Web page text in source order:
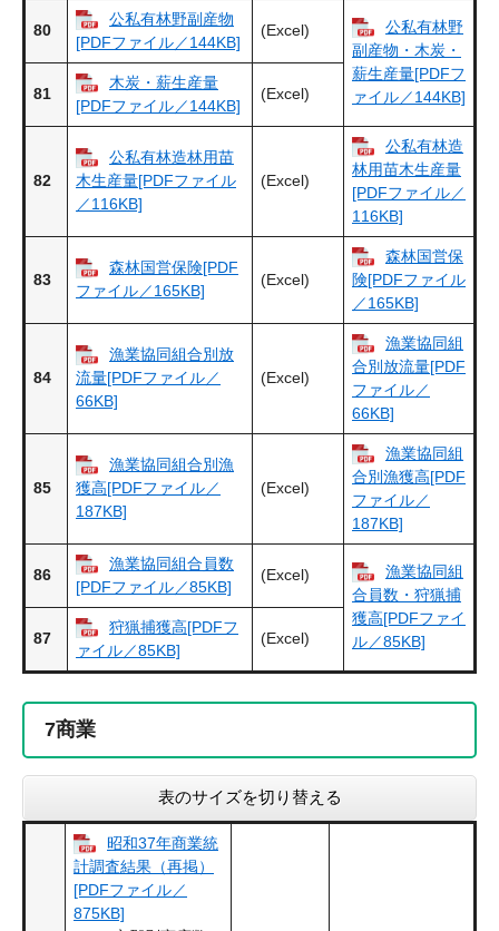
80
公私有林野副産物
[PDFファイル／144KB]
(Excel)
公私有林野
副産物・木炭・
薪生産量[PDFフ
ァイル／144KB]
81
木炭・薪生産量
[PDFファイル／144KB]
(Excel)
82
公私有林造林用苗
木生産量[PDFファイル
／116KB]
(Excel)
公私有林造
林用苗木生産量
[PDFファイル／
116KB]
83
森林国営保険[PDF
ファイル／165KB]
(Excel)
森林国営保
険[PDFファイル
／165KB]
84
漁業協同組合別放
流量[PDFファイル／
66KB]
(Excel)
漁業協同組
合別放流量[PDF
ファイル／
66KB]
85
漁業協同組合別漁
獲高[PDFファイル／
187KB]
(Excel)
漁業協同組
合別漁獲高[PDF
ファイル／
187KB]
86
漁業協同組合員数
[PDFファイル／85KB]
(Excel)
漁業協同組
合員数・狩猟捕
獲高[PDFファイ
ル／85KB]
87
狩猟捕獲高[PDFフ
ァイル／85KB]
(Excel)
7商業
表のサイズを切り替える
昭和37年商業統
計調査結果（再掲）
[PDFファイル／
875KB]